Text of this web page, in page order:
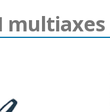
multiaxes